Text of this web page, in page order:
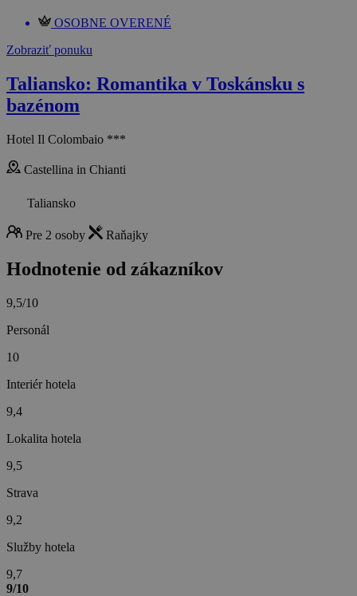
OSOBNE OVERENÉ
Zobraziť ponuku
Taliansko: Romantika v Toskánsku s
bazénom
Hotel Il Colombaio ***
Castellina in Chianti
Taliansko
Pre 2 osoby Raňajky
Hodnotenie od zákazníkov
9,5/10
Personál
10
Interiér hotela
9,4
Lokalita hotela
9,5
Strava
9,2
Služby hotela
9,7
9/10